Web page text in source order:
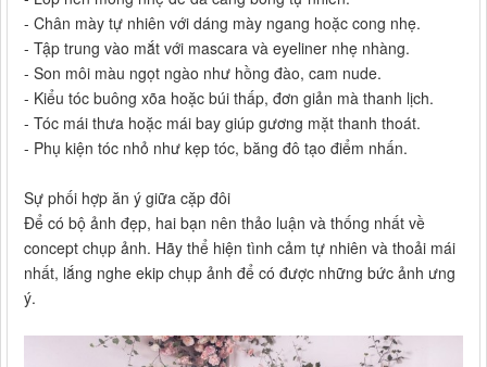
- Chân mày tự nhiên với dáng mày ngang hoặc cong nhẹ.
- Tập trung vào mắt với mascara và eyeliner nhẹ nhàng.
- Son môi màu ngọt ngào như hồng đào, cam nude.
- Kiểu tóc buông xõa hoặc búi thấp, đơn giản mà thanh lịch.
- Tóc mái thưa hoặc mái bay giúp gương mặt thanh thoát.
- Phụ kiện tóc nhỏ như kẹp tóc, băng đô tạo điểm nhấn.
Sự phối hợp ăn ý giữa cặp đôi
Để có bộ ảnh đẹp, hai bạn nên thảo luận và thống nhất về
concept chụp ảnh. Hãy thể hiện tình cảm tự nhiên và thoải mái
nhất, lắng nghe ekip chụp ảnh để có được những bức ảnh ưng
ý.